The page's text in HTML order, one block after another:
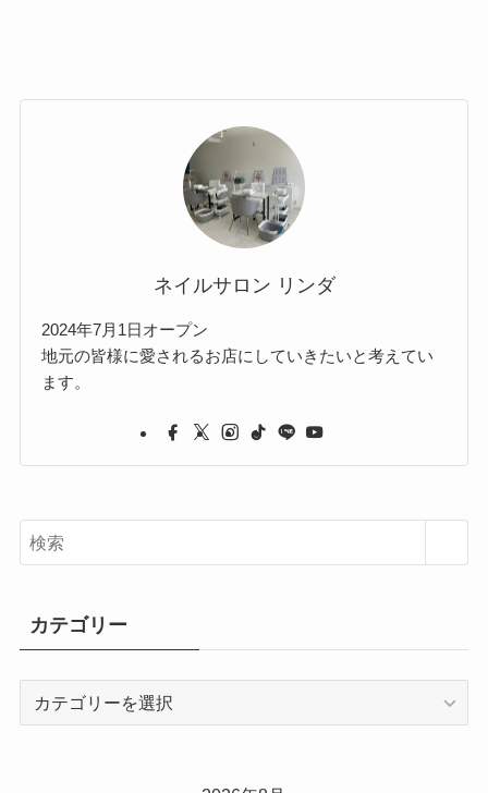
ネイルサロン リンダ
2024年7月1日オープン
地元の皆様に愛されるお店にしていきたいと考えてい
ます。
カテゴリー